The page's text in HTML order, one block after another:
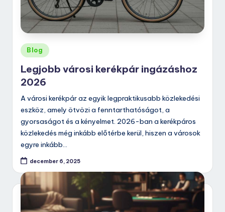
Posted
in
Blog
Legjobb városi kerékpár ingázáshoz
2026
A városi kerékpár az egyik legpraktikusabb közlekedési
eszköz, amely ötvözi a fenntarthatóságot, a
gyorsaságot és a kényelmet. 2026-ban a kerékpáros
közlekedés még inkább előtérbe kerül, hiszen a városok
egyre inkább…
december 6, 2025